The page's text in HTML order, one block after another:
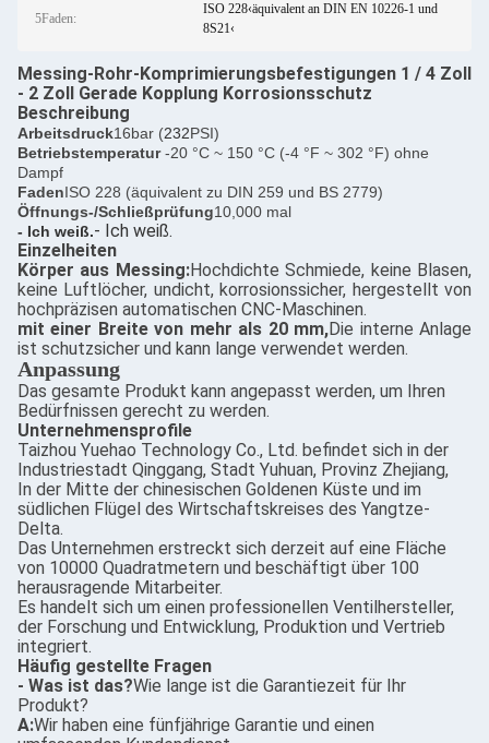
5Faden:
ISO 228‹äquivalent an DIN EN 10226-1 und
8S21‹
Messing-Rohr-Komprimierungsbefestigungen 1 / 4 Zoll
- 2 Zoll Gerade Kopplung Korrosionsschutz
Beschreibung
Arbeitsdruck16bar (232PSI)
Betriebstemperatur -20 °C ~ 150 °C (-4 °F ~ 302 °F) ohne
Dampf
FadenISO 228 (äquivalent zu DIN 259 und BS 2779)
Öffnungs-/Schließprüfung10,000 mal
- Ich weiß.- Ich weiß.
Einzelheiten
Körper aus Messing:Hochdichte Schmiede, keine Blasen,
keine Luftlöcher, undicht, korrosionssicher, hergestellt von
hochpräzisen automatischen CNC-Maschinen.
mit einer Breite von mehr als 20 mm,Die interne Anlage
ist schutzsicher und kann lange verwendet werden.
Anpassung
Das gesamte Produkt kann angepasst werden, um Ihren
Bedürfnissen gerecht zu werden.
Unternehmensprofile
Taizhou Yuehao Technology Co., Ltd. befindet sich in der
Industriestadt Qinggang, Stadt Yuhuan, Provinz Zhejiang,
In der Mitte der chinesischen Goldenen Küste und im
südlichen Flügel des Wirtschaftskreises des Yangtze-
Delta.
Das Unternehmen erstreckt sich derzeit auf eine Fläche
von 10000 Quadratmetern und beschäftigt über 100
herausragende Mitarbeiter.
Es handelt sich um einen professionellen Ventilhersteller,
der Forschung und Entwicklung, Produktion und Vertrieb
integriert.
Häufig gestellte Fragen
- Was ist das?Wie lange ist die Garantiezeit für Ihr
Produkt?
A:Wir haben eine fünfjährige Garantie und einen